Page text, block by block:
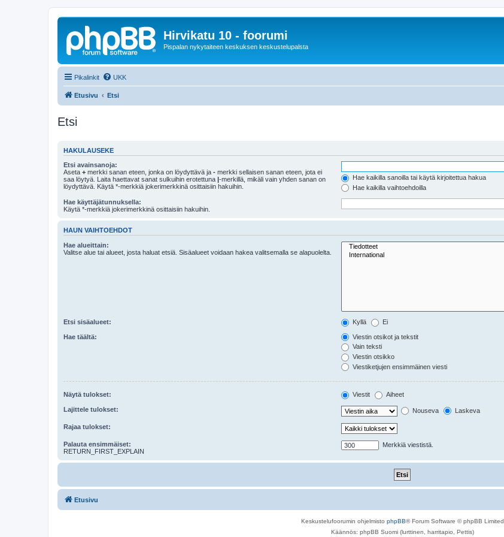
Hirvikatu 10 - foorumi
Pispalan nykytaiteen keskuksen keskustelupalsta
Pikalinkit UKK
Etusivu Etsi
Etsi
HAKULAUSEKE
Etsi avainsanoja:
Aseta + merkki sanan eteen, jonka on löydyttävä ja - merkki sellaisen sanan eteen, jota ei
saa löytyä. Laita haettavat sanat sulkuihin erotettuna |-merkillä, mikäli vain yhden sanan on
löydyttävä. Käytä *-merkkiä jokerimerkkinä osittaisiin hakuihin.
Hae kaikilla sanoilla tai käytä kirjoitettua hakua
Hae kaikilla vaihtoehdoilla
Hae käyttäjätunnuksella:
Käytä *-merkkiä jokerimerkkinä osittaisiin hakuihin.
HAUN VAIHTOEHDOT
Hae alueittain:
Valitse alue tai alueet, josta haluat etsiä. Sisäalueet voidaan hakea valitsemalla se alapuolelta.
Etsi sisäalueet: Kyllä Ei
Hae täältä:
Viestin otsikot ja tekstit
Vain teksti
Viestin otsikko
Viestiketjujen ensimmäinen viesti
Näytä tulokset: Viestit Aiheet
Lajittele tulokset: Nouseva Laskeva
Rajaa tulokset:
Palauta ensimmäiset:
RETURN_FIRST_EXPLAIN
Merkkiä viestistä.
Etusivu
Keskustelufoorumin ohjelmisto phpBB® Forum Software © phpBB Limited
Käännös: phpBB Suomi (lurttinen, harritapio, Pettis)